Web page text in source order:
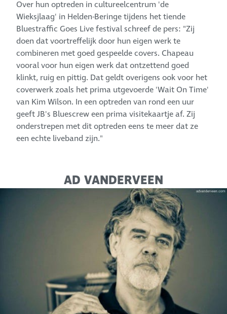
Over hun optreden in cultureelcentrum 'de
Wieksjlaag' in Helden-Beringe tijdens het tiende
Bluestraffic Goes Live festival schreef de pers: "Zij
doen dat voortreffelijk door hun eigen werk te
combineren met goed gespeelde covers. Chapeau
vooral voor hun eigen werk dat ontzettend goed
klinkt, ruig en pittig. Dat geldt overigens ook voor het
coverwerk zoals het prima utgevoerde 'Wait On Time'
van Kim Wilson. In een optreden van rond een uur
geeft JB's Bluescrew een prima visitekaartje af. Zij
onderstrepen met dit optreden eens te meer dat ze
een echte liveband zijn."
AD VANDERVEEN